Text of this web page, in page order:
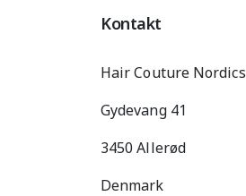
Kontakt
Hair Couture Nordics
Gydevang 41
3450 Allerød
Denmark